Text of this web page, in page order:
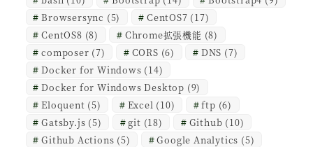
Browsersync (5) CentOS7 (17)
CentOS8 (8) Chrome拡張機能 (8)
composer (7) CORS (6) DNS (7)
Docker for Windows (14)
Docker for Windows Desktop (9)
Eloquent (5) Excel (10) ftp (6)
Gatsby.js (5) git (18) Github (10)
Github Actions (5) Google Analytics (5)